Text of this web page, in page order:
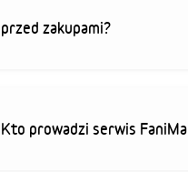
przed zakupami?
Kto prowadzi serwis